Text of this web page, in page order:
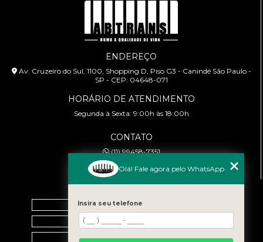
ENDEREÇO
Av. Cruzeiro do Sul, 1100, Shopping D, Piso G3 - Canindé São Paulo -
SP - CEP: 04648-071
HORÁRIO DE ATENDIMENTO
Segunda à Sexta: 9:00h às 18:00h
CONTATO
(11) 99458-7351
cursoabtrans@gmail.com
Home
Empresa
Galeria
Olá! Fale agora pelo WhatsApp
Insira seu telefone